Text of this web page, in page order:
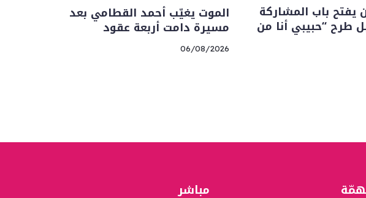
باب المشاركة
طرح “حبيبي أنا من
الموت يغيّب أحمد القطامي بعد
مسيرة دامت أربعة عقود
06/08/2026
مباشر